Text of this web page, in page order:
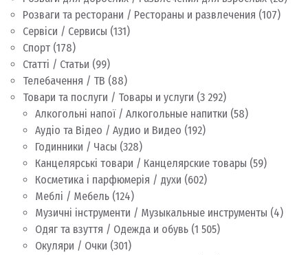
Розваги та ресторани / Рестораны и развлечения (107)
Сервіси / Сервисы (131)
Спорт (178)
Статті / Статьи (99)
Телебачення / ТВ (88)
Товари та послуги / Товары и услуги (3 292)
Алкогольні напої / Алкогольные напитки (58)
Аудіо та Відео / Аудио и Видео (192)
Годинники / Часы (328)
Канцелярські товари / Канцелярские товары (59)
Косметика і парфюмерія / духи (602)
Меблі / Мебель (124)
Музичні інструменти / Музыкальные инструменты (4)
Одяг та взуття / Одежда и обувь (1 505)
Окуляри / Очки (301)